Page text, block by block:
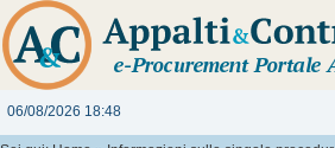
06/08/2026 18:48